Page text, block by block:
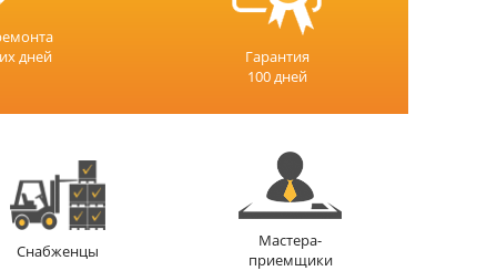
дней
Гарантия
100 дней
Снабженцы
Мастера-
приемщики